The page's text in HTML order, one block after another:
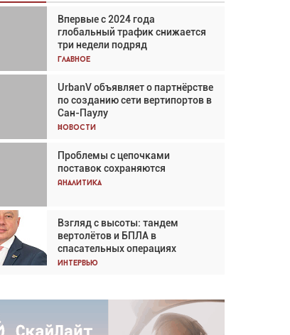
Впервые с 2024 года
глобальный трафик снижается
три недели подряд
Главное
UrbanV объявляет о партнёрстве
по созданию сети вертипортов в
Сан-Паулу
Новости
Проблемы с цепочками
поставок сохраняются
Аналитика
Взгляд с высоты: тандем
вертолётов и БПЛА в
спасательных операциях
Интервью
Взгляд с высоты: тандем
вертолётов и БПЛА в
спасательных операциях
Главное
Авиационный фотограф Дэйв
Кох: «Фотография говорит сама
за себя... а ИИ всё портит»
Новости
Впервые с 2024 года
глобальный трафик снижается
три недели подряд
Частный самолёт – это актив.
Подходите к покупке
соответствующим образом
Интервью